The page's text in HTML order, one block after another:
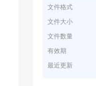
文件格式
文件大小
文件数量
有效期
最近更新